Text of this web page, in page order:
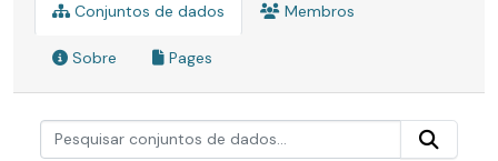
Conjuntos de dados Membros
Sobre Pages